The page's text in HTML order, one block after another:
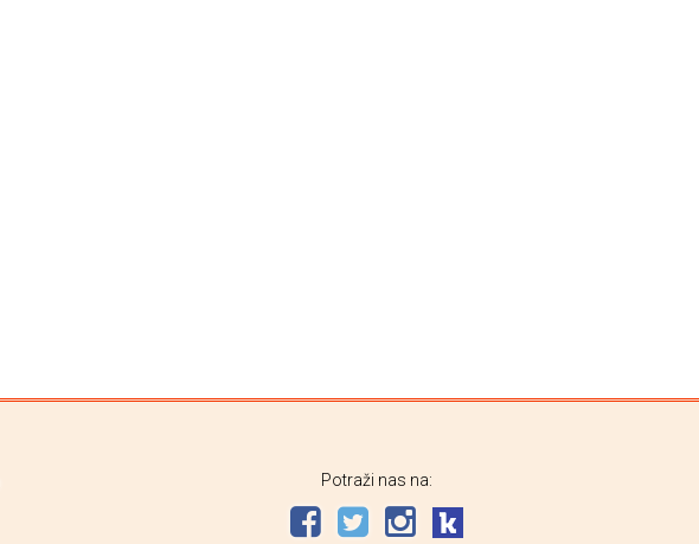
Potraži nas na: